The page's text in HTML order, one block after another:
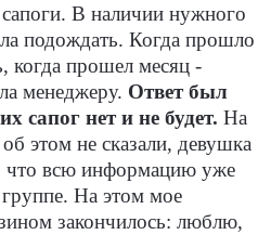
сапоги. В наличии нужного
подождать. Когда прошло
когда прошел месяц -
менеджеру. Ответ был
сапог нет и не будет. На
этом не сказали, девушка
что всю информацию уже
группе. На этом мое
закончилось: люблю,